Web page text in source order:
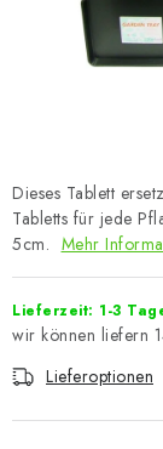
Dieses Tablett
Tabletts für jede
5cm. Mehr
Lieferzeit: 1-3
Lieferoptionen